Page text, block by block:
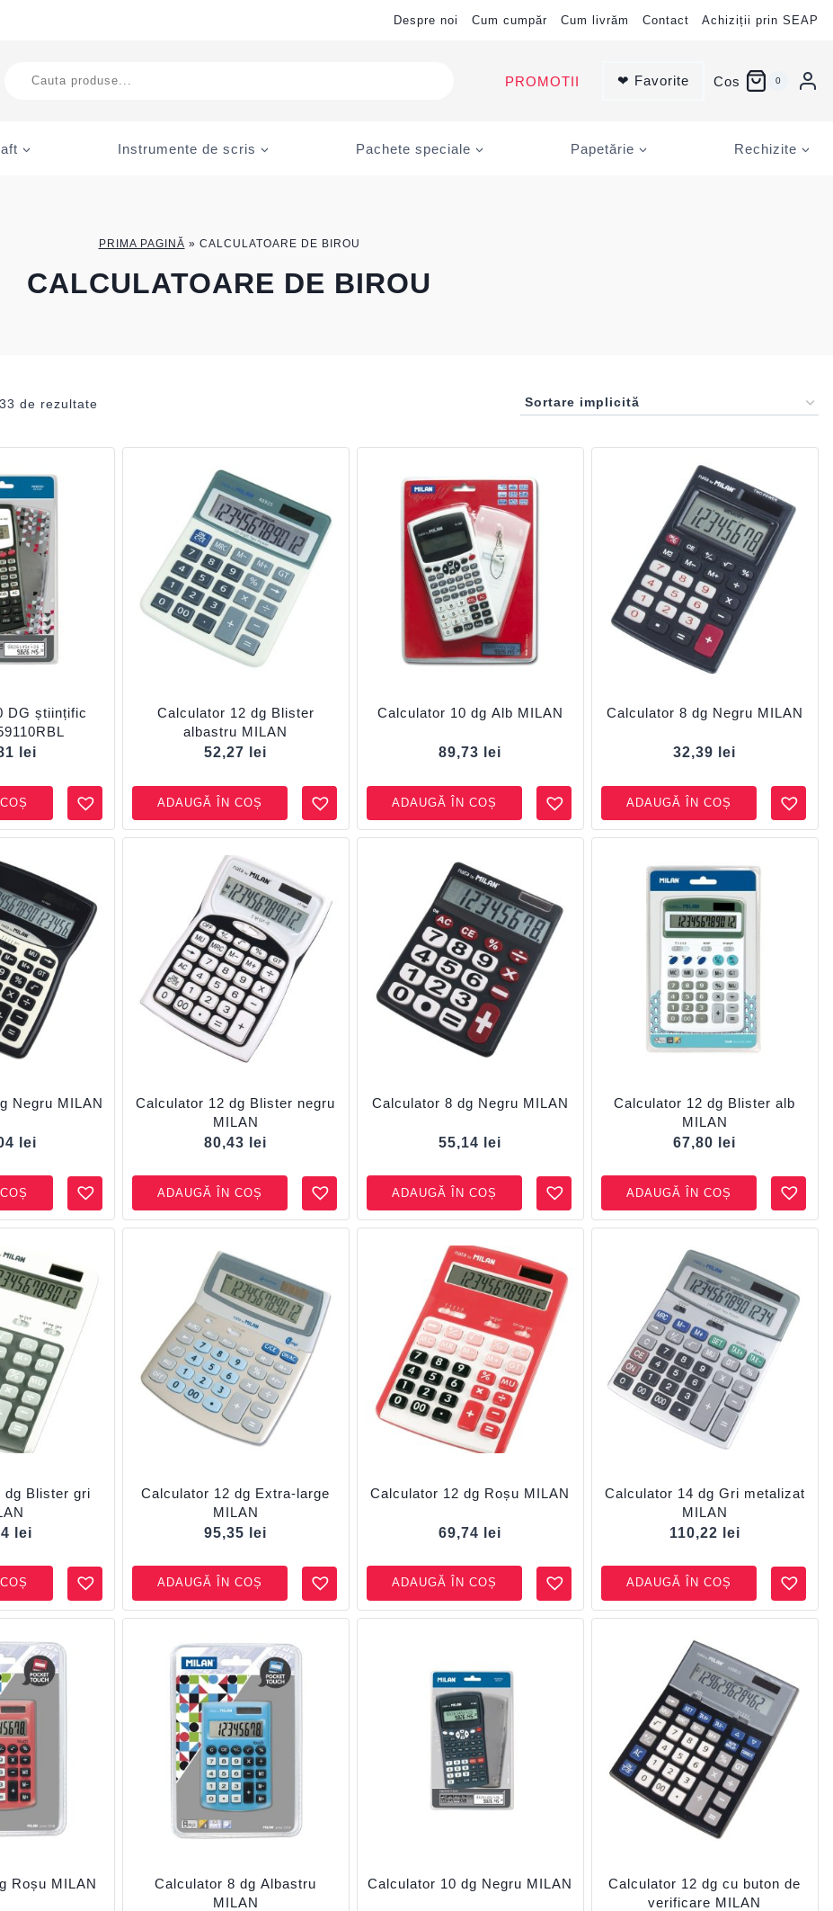
Despre noi Cum cumpăr Cum livrăm Contact Achiziții prin SEAP
search
PROMOTII ❤ Favorite Cos 0
Instrumente de scris Pachete speciale Papetărie Rechizite
PRIMA PAGINĂ » CALCULATOARE DE BIROU
CALCULATOARE DE BIROU
de rezultate
DG științific
lei
Calculator 12 dg Blister
albastru MILAN
52,27
lei
ADAUGĂ ÎN COȘ
Calculator 10 dg Alb MILAN
89,73 lei
ADAUGĂ ÎN COȘ
Calculator 8 dg Negru MILAN
32,39 lei
ADAUGĂ ÎN COȘ
Negru MILAN
lei
Calculator 12 dg Blister negru
MILAN
80,43
lei
ADAUGĂ ÎN COȘ
Calculator 8 dg Negru MILAN
55,14 lei
ADAUGĂ ÎN COȘ
Calculator 12 dg Blister alb
MILAN
67,80
lei
ADAUGĂ ÎN COȘ
dg Blister gri
lei
Calculator 12 dg Extra-large
MILAN
95,35
lei
ADAUGĂ ÎN COȘ
Calculator 12 dg Roșu MILAN
69,74 lei
ADAUGĂ ÎN COȘ
Calculator 14 dg Gri metalizat
MILAN
110,22
lei
ADAUGĂ ÎN COȘ
Roșu MILAN
Calculator 8 dg Albastru
MILAN
Calculator 10 dg Negru MILAN
Calculator 12 dg cu buton de
verificare MILAN